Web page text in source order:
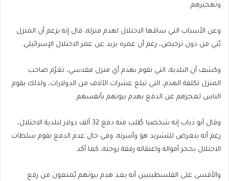
وتهجيرهم.
وعن الأسباب التي ساقها الاحتلال لهدم منزله، قال إنه يزعم أن المنزل
بُني من دون ترخيص، رغم أن عمره يزيد عن عمر الاحتلال الإسرائيلي.
وكشف أن البلدية، التي تقوم بهدم أي منزل مقدسي، تغرّم صاحب
المنزل تكلفة الهدم، التي تبلغ عشرات الآلاف من الدولارات، ولذلك يقوم
الناس لعجزهم عن الدفع بهدم بيوتهم بأنفسهم.
وقال أبو ذياب إنه شخصيا طُلب منه دفع 32 ألف دولار لبلدية الاحتلال،
رغم أنه يتعرض للتشريد هو وأسرته، وفي حال عدم الدفع تقوم سلطات
الاحتلال بحجز أمواله واعتقاله رفقة زوجته، كما أكد.
والأقسى على الفلسطينيين أنه بعد هدم بيوتهم يُمنعون من رفع